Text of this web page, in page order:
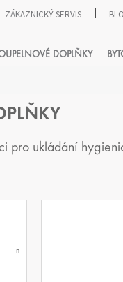
ZÁKAZNICKÝ SERVIS
DOPLŇKY
pro ukládání